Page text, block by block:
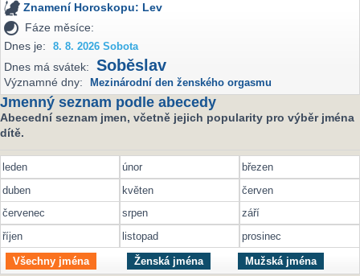
Znamení Horoskopu: Lev
Fáze měsíce:
Dnes je:
8. 8. 2026 Sobota
Dnes má svátek: Soběslav
Významné dny: Mezinárodní den ženského orgasmu
Jmenný seznam podle abecedy
Abecední seznam jmen, včetně jejich popularity pro výběr jména
dítě.
leden únor
březen
duben
květen
červen
červenec
srpen
září
říjen
listopad prosinec
Všechny jména Ženská jména Mužská jména